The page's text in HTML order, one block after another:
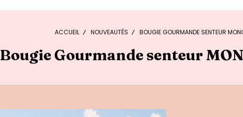
ACCUEIL NOUVEAUTÉS BOUGIE GOURMANDE SENTEUR
Bougie Gourmande senteur